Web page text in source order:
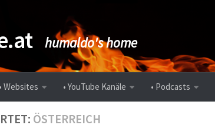
humaldo's home
• Websites • YouTube Kanäle • Podcasts
ÖSTERREICH